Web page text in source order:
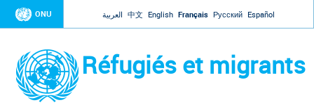
Jump to navigation
ONU العربية 中文 English Français Русский Español
Réfugiés et migrants